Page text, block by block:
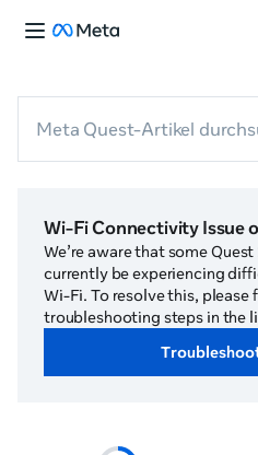
Meta Quest-Artikel
Wi-Fi Connectivity Issue
We’re aware that some
currently be experiencing
Wi-Fi. To resolve this, please
troubleshooting steps in the